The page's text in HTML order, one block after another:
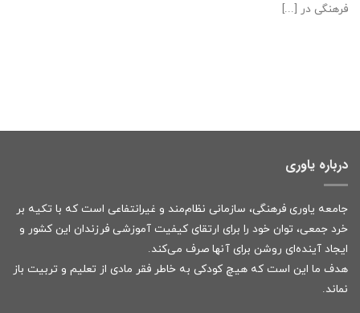
فرهنگی در [...]
درباره یاوری
جامعه یاوری فرهنگی، سازمانی نظام‌مند و غیرانتفاعی است که با تکیه بر
خرد جمعی، توان خود را برای ارتقای کیفیت آموزشی فرزندان این کشور و
ایجاد آینده‌ای روشن برای آنها صرف می‌کند.
هدف ما این است که هیچ کودکی به خاطر فقر مادی از تعلیم و تربیت باز
نماند.